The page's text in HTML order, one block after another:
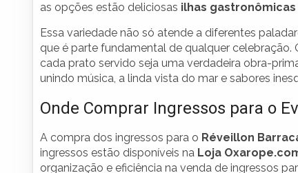
as opções estão deliciosas ilhas gastronômicas
Essa variedade não só atende a diferentes
que é parte fundamental de qualquer
cada prato servido seja uma verdadeira obra-
unindo música, a linda vista do mar e sabores
Onde Comprar Ingressos para o
A compra dos ingressos para o Réveillon
ingressos estão disponíveis na Loja
organização e eficiência na venda de ingressos